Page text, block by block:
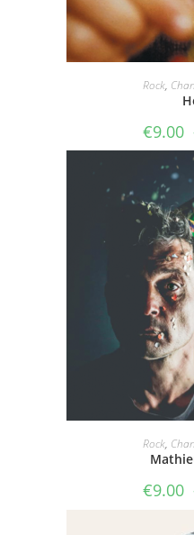
Rock,
€9.00
Rock,
€9.00